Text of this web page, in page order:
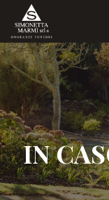
IN